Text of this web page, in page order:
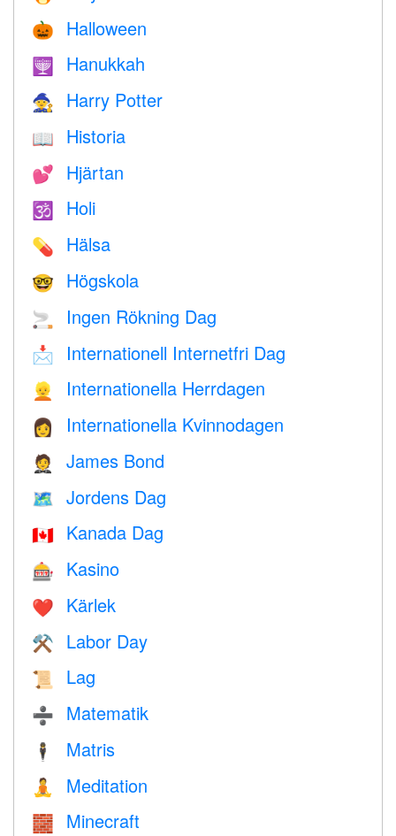
🎃 Halloween
🕎 Hanukkah
🧙 Harry Potter
📖 Historia
💕 Hjärtan
🕉 Holi
💊 Hälsa
🤓 Högskola
🚬 Ingen Rökning Dag
📩 Internationell Internetfri Dag
👱 Internationella Herrdagen
👩 Internationella Kvinnodagen
🤵 James Bond
🗺️ Jordens Dag
🇨🇦 Kanada Dag
🎰 Kasino
❤️️ Kärlek
⚒️ Labor Day
📜 Lag
➗ Matematik
🕴️ Matris
🧘 Meditation
🧱 Minecraft